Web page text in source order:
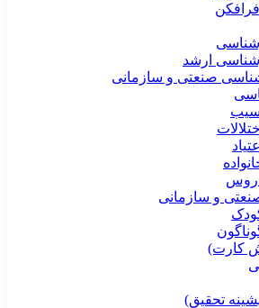
ارشد
صنعتی و سازمانی
دروس
و سازمانی
کارت)
تحقیق)